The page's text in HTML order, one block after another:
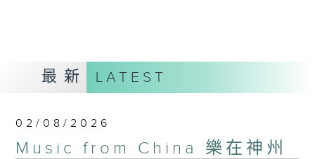
最新 LATEST
02/08/2026
Music from China 樂在神州